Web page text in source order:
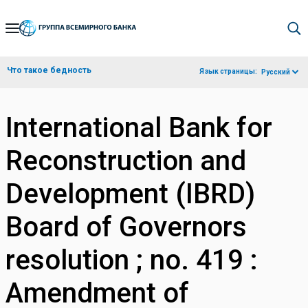
Skip
Navigation
Что такое бедность Язык страницы: Русский
International Bank for
Reconstruction and
Development (IBRD)
Board of Governors
resolution ; no. 419 :
Amendment of